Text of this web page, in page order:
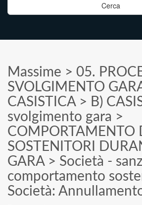
Massime > 05.
SVOLGIMENTO
CASISTICA> B)
svolgimento gara >
COMPORTAMENTO
SOSTENITORI
GARA> Società -
comportamento
Società: